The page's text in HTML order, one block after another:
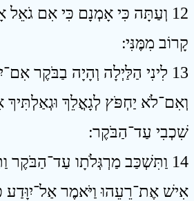
12 וְעַתָּה כִּי אָמְנָם כִּי אִם גֹאֵל
קָרוֹב מִמֶּנִּי ׃
13 לִינִי הַלַּיְלָה וְהָיָה בַבֹּקֶר
וְאִם־לֹא יַחְפֹּץ לְגָאֳלֵךְ וּגְאַלְתִּיךְ
שִׁכְבִי עַד־הַבֹּקֶר ׃
14 וַתִּשְׁכַּב מַרְגְּלֹתָו עַד־הַבֹּקֶר
אִישׁ אֶת־רֵעֵהוּ וַיֹּאמֶר